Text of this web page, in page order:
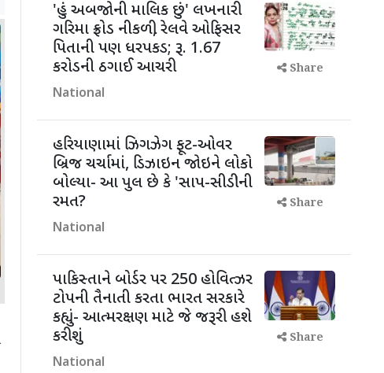
'હું અબજોની માલિક છું' લખનારી
ગરિમા ફ્રોડ નીકળી, રેલવે ઓફિસર
પિતાની પણ ધરપકડ; રૂ. 1.67
કરોડની ઠગાઈ આચરી
National
Share
હરિયાણામાં ઝિગઝેગ ફૂટ-ઓવર
બ્રિજ ચર્ચામાં, ડિઝાઇન જોઇને લોકો
બોલ્યા- આ પુલ છે કે 'સાપ-સીડી'ની
રમત?
National
Share
પાકિસ્તાને બોર્ડર પર 250 હોવિત્ઝર
ટોપની તૈનાતી કરતા ભારત સરકારે
કહ્યું- આત્મરક્ષણ માટે જે જરૂરી હશે
કરીશું
National
Share